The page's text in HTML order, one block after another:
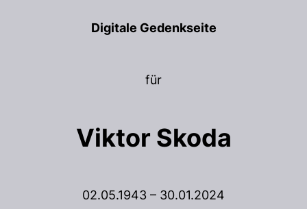
Digitale Gedenkseite
für
Viktor Skoda
02.05.1943 – 30.01.2024